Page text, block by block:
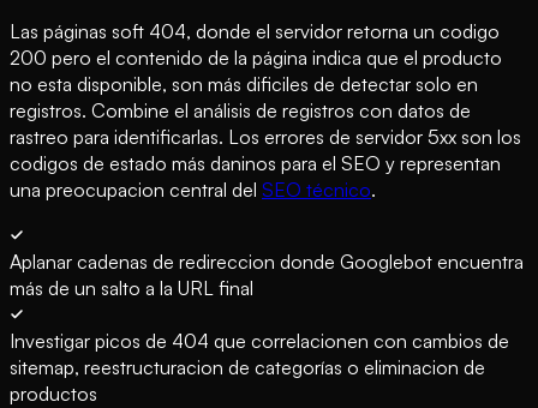
Las páginas soft 404, donde el servidor retorna un codigo
200 pero el contenido de la página indica que el producto
no esta disponible, son más dificiles de detectar solo en
registros. Combine el análisis de registros con datos de
rastreo para identificarlas. Los errores de servidor 5xx son los
codigos de estado más daninos para el SEO y representan
una preocupacion central del SEO técnico.
Aplanar cadenas de redireccion donde Googlebot encuentra
más de un salto a la URL final
Investigar picos de 404 que correlacionen con cambios de
sitemap, reestructuracion de categorías o eliminacion de
productos